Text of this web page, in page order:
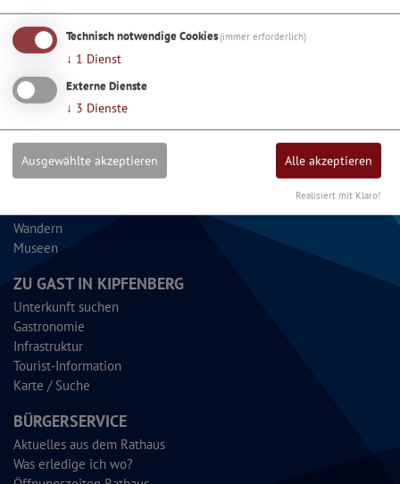
VHS Beilngries:https://www.vhs-beilngries.de/
HIGHLIGHTS & TIPPS
Limes
Wandern
Museen
ZU GAST IN KIPFENBERG
Unterkunft suchen
Gastronomie
Infrastruktur
Tourist-Information
Karte / Suche
BÜRGERSERVICE
Aktuelles aus dem Rathaus
Was erledige ich wo?
Technisch notwendige Cookies(immer erforderlich)
↓ 1 Dienst
Externe Dienste
↓ 3 Dienste
Ausgewählte akzeptieren Alle akzeptieren
Realisiert mit Klaro!